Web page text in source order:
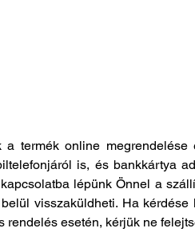
termék online
is, és bankkártya
lépünk Önnel a
visszaküldheti. Ha
rendelés esetén, kérjük ne